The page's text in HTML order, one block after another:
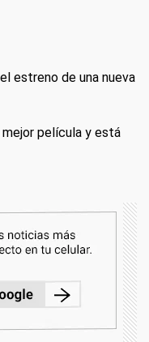
estreno de una nueva
mejor película y está